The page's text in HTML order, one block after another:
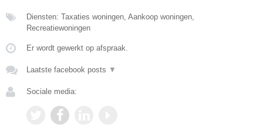
Diensten: Taxaties woningen, Aankoop woningen,
Recreatiewoningen
Er wordt gewerkt op afspraak.
Laatste facebook posts ▼
Sociale media: